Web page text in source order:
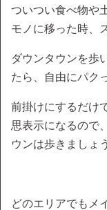
ついつい食べ物や
モノに移った時、
ダウンタウンを歩
たら、自由にパク
前掛けにするだけ
思表示になるので
ウンは歩きましょ
どのエリアでもメ